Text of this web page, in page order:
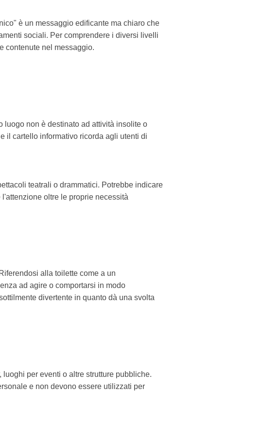
è un messaggio edificante ma chiaro che
sociali. Per comprendere i diversi livelli
contenute nel messaggio.
luogo non è destinato ad attività insolite o
il cartello informativo ricorda agli utenti di
teatrali o drammatici. Potrebbe indicare
oltre le proprie necessità
alla toilette come a un
ad agire o comportarsi in modo
divertente in quanto dà una svolta
per eventi o altre strutture pubbliche.
e non devono essere utilizzati per